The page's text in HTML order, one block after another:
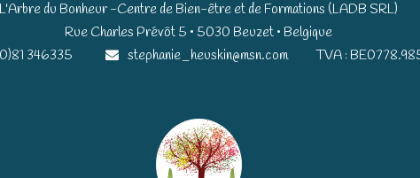
L'Arbre du Bonheur -Centre de Bien-être et de Formations (LADB SRL)
Rue Charles Prévôt 5 • 5030 Beuzet • Belgique​​
346335
stephanie_heuskin@msn.com TVA :